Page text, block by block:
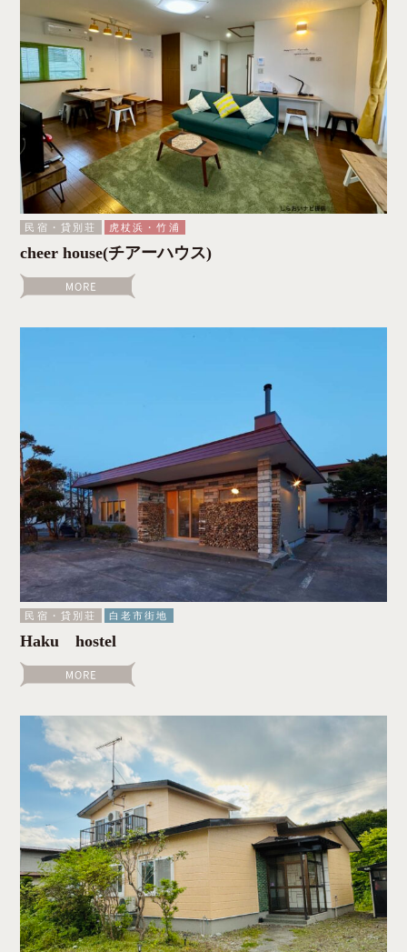
民宿・貸別荘 虎杖浜・竹浦
cheer house(チアーハウス)
民宿・貸別荘 白老市街地
Haku hostel